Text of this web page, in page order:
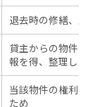
退去時の修繕、原
貸主からの物件の
報を得、整理して
当該物件の権利関
ため